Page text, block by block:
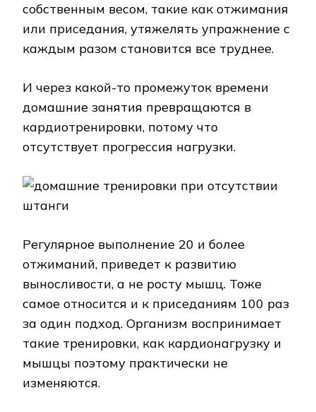
собственным весом, такие как отжимания
или приседания, утяжелять упражнение с
каждым разом становится все труднее.
И через какой-то промежуток времени
домашние занятия превращаются в
кардиотренировки, потому что
отсутствует прогрессия нагрузки.
Регулярное выполнение 20 и более
отжиманий, приведет к развитию
выносливости, а не росту мышц. Тоже
самое относится и к приседаниям 100 раз
за один подход. Организм воспринимает
такие тренировки, как кардионагрузку и
мышцы поэтому практически не
изменяются.